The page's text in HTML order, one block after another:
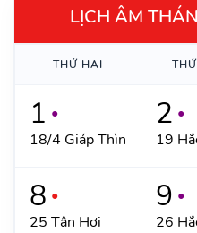
LỊCH ÂM
THỨ HAI
1 ●
18/4 Giáp Thìn
2 ●
19
8 ●
25 Tân Hợi
9 ●
26